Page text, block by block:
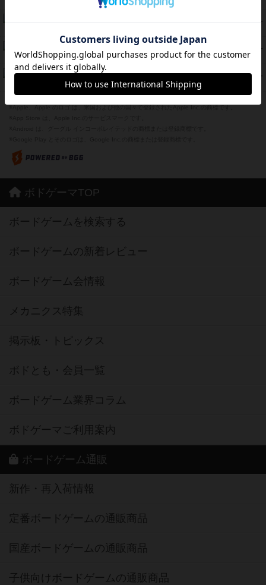
39 PT
PT
スーパーストア3000
紹介文なし 1件の投稿
37 PT
フリップ７：復讐心とともに
紹介文なし 2件の投稿
ボドゲーマTOP
ボードゲームを検索する
ボードゲームの新着レビュー
ボードゲーム会情報
メカニクス特集
掲示板・トピックス
ボドとも・会員一覧
ボードゲーム業界コラム
ボドゲーマご利用案内
ボードゲーム通販
新作・再入荷情報
定番ボードゲームの通販商品
国産ボードゲームの通販商品
子供向けボードゲームの通販商品